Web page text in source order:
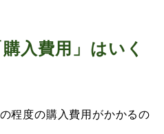
入費用」はいく
程度の購入費用がかかるの